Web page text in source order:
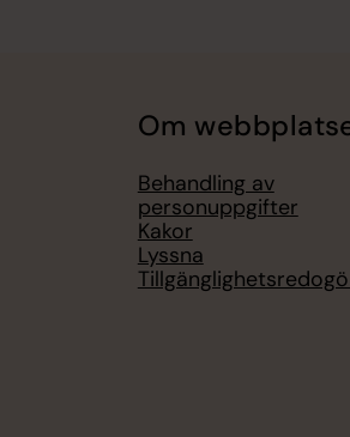
Om
Behandling av
personuppgifter
Kakor
Lyssna